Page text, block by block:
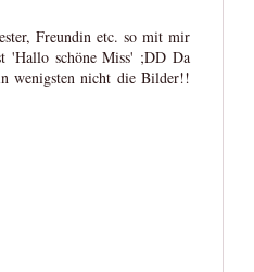
Freundin etc. so mit mir
'Hallo schöne Miss' ;DD Da
wenigsten nicht die Bilder!!